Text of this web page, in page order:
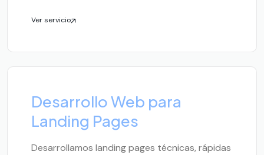
Ver servicio
Desarrollo Web para
Landing Pages
Desarrollamos landing pages técnicas, rápidas